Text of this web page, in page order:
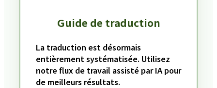
Guide de traduction
La traduction est désormais
entièrement systématisée. Utilisez
notre flux de travail assisté par IA pour
de meilleurs résultats.